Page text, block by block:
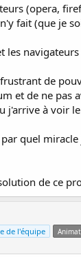
(opera,
fait (que je
les
de
et de ne pas
j'arrive à voir
quel
de ce
de l'équipe